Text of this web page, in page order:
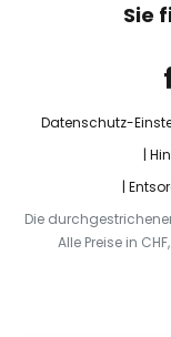
Sie
Datenschutz-
Die
Alle Preise in